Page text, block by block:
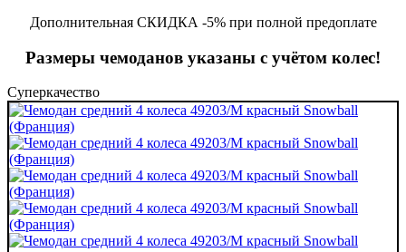
Дополнительная СКИДКА -5% при полной предоплате
Размеры чемоданов указаны с учётом колес!
Суперкачество